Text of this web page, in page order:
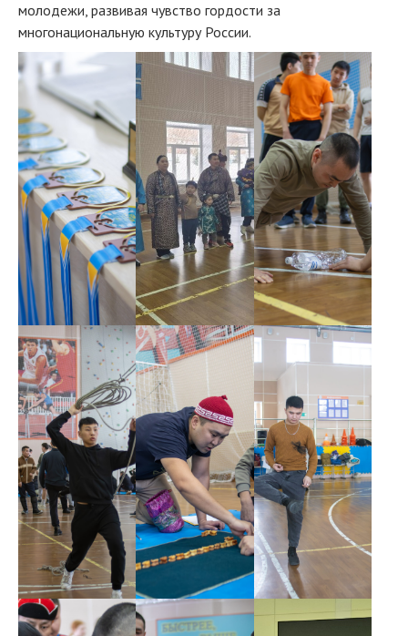
молодежи, развивая чувство гордости за
многонациональную культуру России.